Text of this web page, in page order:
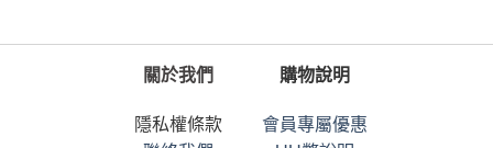
關於我們
隱私權條款
購物說明
會員專屬優惠